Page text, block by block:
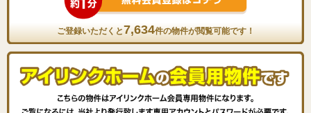
ご登録いただくと7,634件の物件が閲覧可能です！